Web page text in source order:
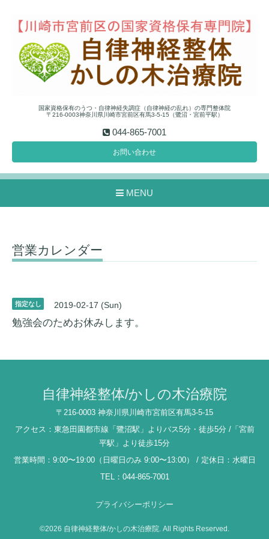
国家資格保有のうつ・自律神経失調症（自律神経の乱れ）の専門整体院
〒216-0003神奈川県川崎市宮前区有馬3-5-15（鷺沼・宮前平駅）
044-865-7001
お問い合わせ
MENU
営業カレンダー
指定なし 2019-02-17 (Sun)
勉強会のためお休みします。
自律神経整体/かしの木治療院
〒216-0003 神奈川県川崎市宮前区有馬3-5-15
アクセス：東急田園都市線「鷺沼駅」よりバス5分・徒歩5分 /「宮前
平駅」より徒歩15分
営業時間：9:00〜19:00（日曜日のみ 9:00〜13:00） / 定休日：水曜日
TEL：044-865-7001
プライバシーポリシー
©2026 自律神経整体/かしの木治療院 . All Rights Reserved.